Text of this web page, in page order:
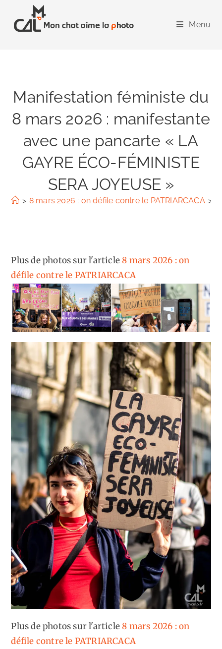
content
Menu
Manifestation féministe du
8 mars 2026 : manifestante
avec une pancarte « LA
GAYRE ÉCO-FÉMINISTE
SERA JOYEUSE »
> 8 mars 2026 : on défile contre le PATRIARCACA >
Plus de photos sur l'article8 mars 2026 : on
défile contre le PATRIARCACA
Plus de photos sur l'article8 mars 2026 : on
défile contre le PATRIARCACA